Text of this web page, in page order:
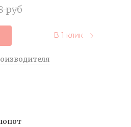
руб
В 1 клик